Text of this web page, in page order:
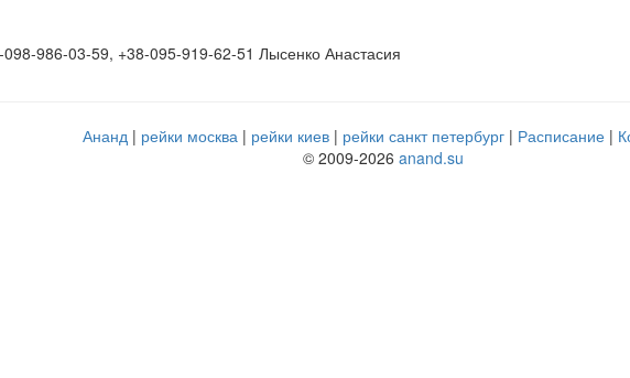
986-03-59, +38-095-919-62-51 Лысенко Анастасия
Ананд рейки москва рейки киев рейки санкт петербург Расписание
© 2009-2026 anand.su